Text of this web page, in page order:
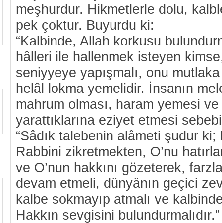
meşhurdur. Hikmetlerle dolu,
pek çoktur. Buyurdu ki:
“Kalbinde, Allah korkusu
hâlleri ile hallenmek isteyen
seniyyeye yapışmalı, onu
helâl lokma yemelidir. İnsanın
mahrum olması, haram yemesi
yarattıklarına eziyet etmesi
“Sâdık talebenin alâmeti şudur
Rabbini zikretmekten, O’nu
ve O’nun hakkını gözeterek,
devam etmeli, dünyânın geçici
kalbe sokmayıp atmalı ve
Hakkın sevgisini bulundurmalıdır.”